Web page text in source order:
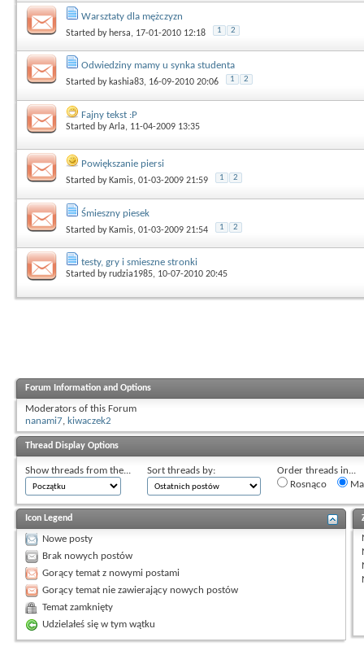
Warsztaty dla mężczyzn
Started by hersa, 17-01-2010 12:18 1 2
Odwiedziny mamy u synka studenta
Started by kashia83, 16-09-2010 20:06 1 2
Fajny tekst :P
Started byArla, 11-04-2009 13:35
Powiększanie piersi
Started by Kamis, 01-03-2009 21:59 1 2
Śmieszny piesek
Started by Kamis, 01-03-2009 21:54 1 2
testy, gry i smieszne stronki
Started byrudzia1985, 10-07-2010 20:45
Forum Information and Options
Moderators of this Forum
nanami7, kiwaczek2
Thread Display Options
Show threads from the... Sort threads by:
Order threads in...
Rosnąco
Icon Legend
Nowe posty
Brak nowych postów
Gorący temat z nowymi postami
Gorący temat nie zawierający nowych postów
Temat zamknięty
Udzielałeś się w tym wątku